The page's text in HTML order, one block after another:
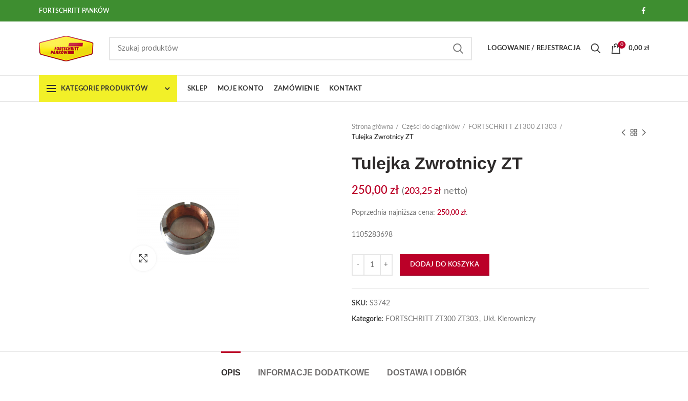
FORTSCHRITT PANKÓW
LOGOWANIE / REJESTRACJA
0
0,00 zł
KATEGORIE PRODUKTÓW SKLEP MOJE KONTO ZAMÓWIENIE KONTAKT
Strona główna Części do ciągników
FORTSCHRITT ZT300 ZT303
Tulejka Zwrotnicy ZT
Tulejka Zwrotnicy ZT
250,00 zł (203,25 zł netto)
Poprzednia najniższa cena: 250,00 zł.
1105283698
DODAJ DO KOSZYKA
SKU: S3742
Kategorie: FORTSCHRITT ZT300 ZT303 , Ukł. Kierowniczy
OPIS INFORMACJE DODATKOWE DOSTAWA I ODBIÓR